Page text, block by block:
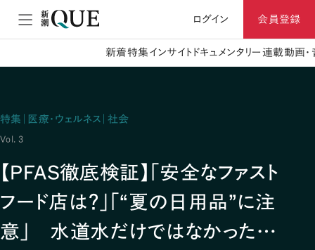
ログイン 会員登録
新着特集 インサイト ドキュメンタリー 連載動画
特集｜医療・ウェルネス｜社会
Vol. 3
【PFAS徹底検証】「安全なファスト
フード店は？」「“夏の日用品”に注
意」 水道水だけではなかった…